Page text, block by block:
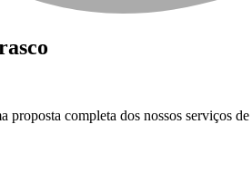
proposta completa dos nossos serviços de